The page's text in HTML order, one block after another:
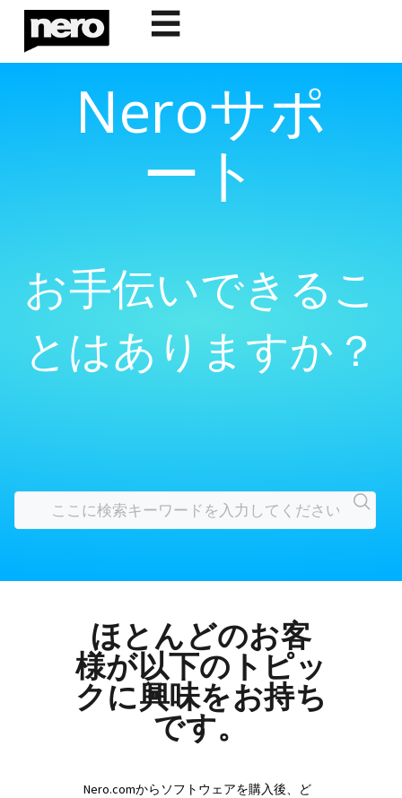
☰
Neroサポ
ート
お手伝いできるこ
とはありますか？
ほとんどのお客
様が以下のトピッ
クに興味をお持ち
です。
Nero.comからソフトウェアを購入後、ど